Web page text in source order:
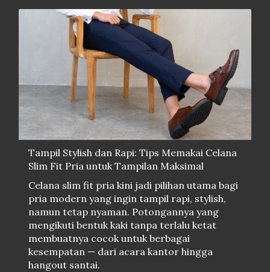
Tampil Stylish dan Rapi: Tips Memakai Celana
Slim Fit Pria untuk Tampilan Maksimal
Celana slim fit pria kini jadi pilihan utama bagi
pria modern yang ingin tampil rapi, stylish,
namun tetap nyaman. Potongannya yang
mengikuti bentuk kaki tanpa terlalu ketat
membuatnya cocok untuk berbagai
kesempatan — dari acara kantor hingga
hangout santai.